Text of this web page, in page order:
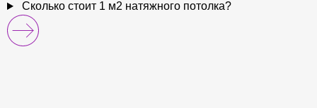
Сколько стоит 1 м2 натяжного потолка?